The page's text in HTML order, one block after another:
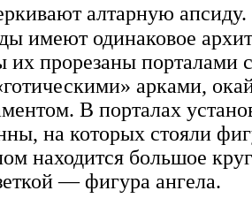
алтарную
имеют одинаковое
их прорезаны порталами
арками,
В порталах
на которых стояли
находится большое
— фигура ангела.